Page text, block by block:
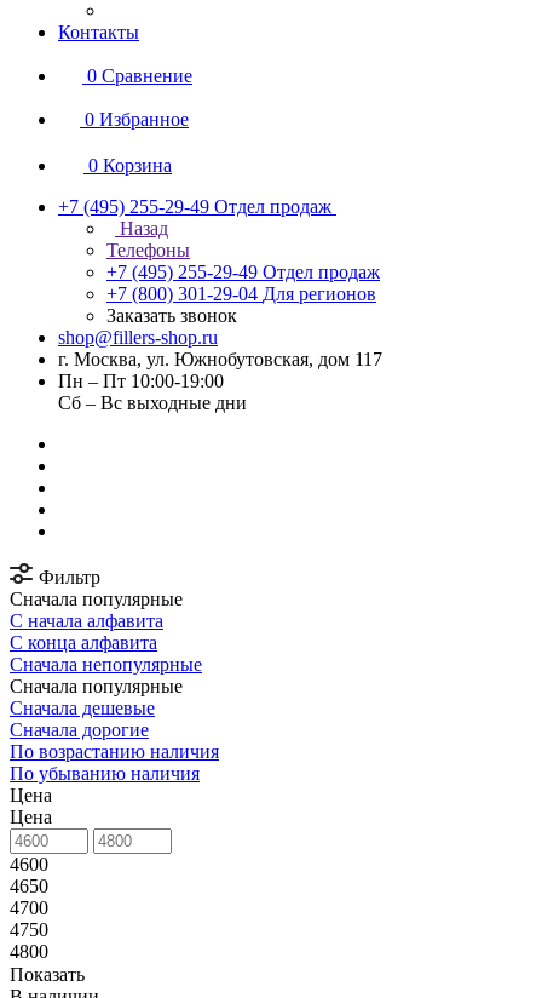
Контакты
0 Сравнение
0 Избранное
0 Корзина
+7 (495) 255-29-49 Отдел продаж
Назад
Телефоны
+7 (495) 255-29-49 Отдел продаж
+7 (800) 301-29-04 Для регионов
Заказать звонок
shop@fillers-shop.ru
г. Москва, ул. Южнобутовская, дом 117
Пн – Пт 10:00-19:00
Сб – Вс выходные дни
Фильтр
Сначала популярные
С начала алфавита
С конца алфавита
Сначала непопулярные
Сначала популярные
Сначала дешевые
Сначала дорогие
По возрастанию наличия
По убыванию наличия
Цена
Цена
4600
4650
4700
4750
4800
Показать